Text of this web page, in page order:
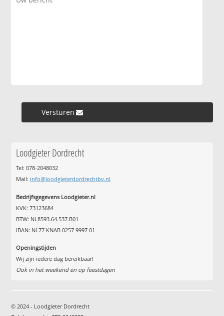
Versturen »
Loodgieter Dordrecht
Tel: 078-2048032
Mail: info@loodgieterdordrechtbv.nl
Bedrijfsgegevens Loodgieter.nl
KVK: 73123684
BTW: NL8593.64.537.B01
IBAN: NL77 KNAB 0257 9997 01
Openingstijden
Wij zijn iedere dag bereikbaar!
Ook in het weekend en op feestdagen
© 2024 - Loodgieter Dordrecht